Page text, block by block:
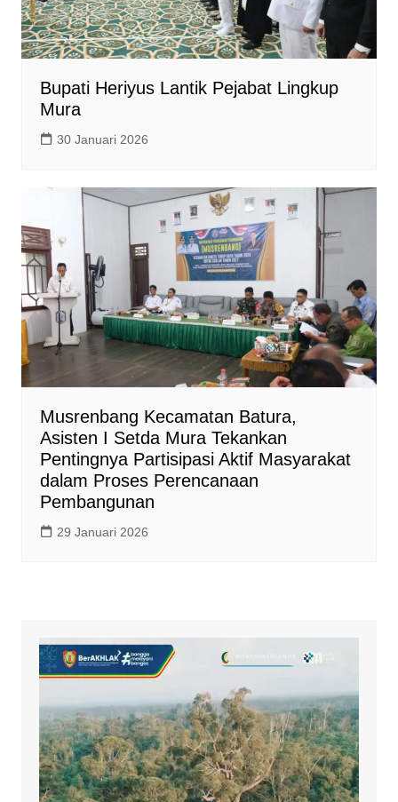
Bupati Heriyus Lantik Pejabat Lingkup
Mura
30 Januari 2026
Musrenbang Kecamatan Batura,
Asisten I Setda Mura Tekankan
Pentingnya Partisipasi Aktif Masyarakat
dalam Proses Perencanaan
Pembangunan
29 Januari 2026